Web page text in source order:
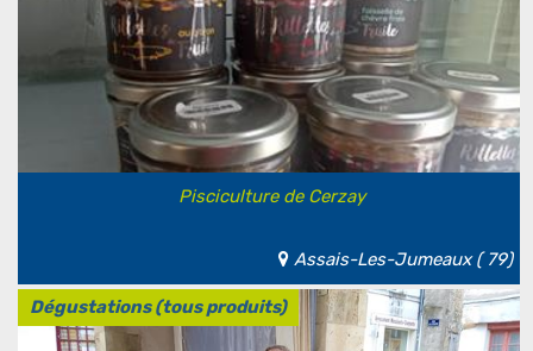
Pisciculture de Cerzay
Assais-Les-Jumeaux ( 79)
Dégustations (tous produits)